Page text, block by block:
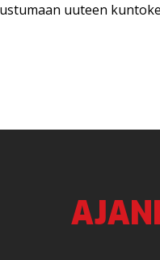
uuteen